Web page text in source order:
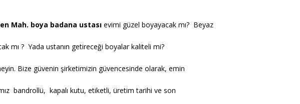
Mah. boya badana ustası evimi güzel boyayacak mı? Beyaz
mı ? Yada ustanın getireceği boyalar kaliteli mi?
Bize güvenin şirketimizin güvencesinde olarak, emin
bandrollü, kapalı kutu, etiketli, üretim tarihi ve son